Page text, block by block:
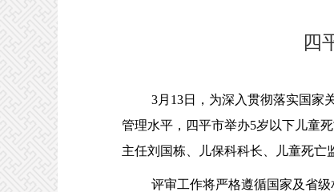
四
3月13日，为深入贯彻落实国家关
管理水平，四平市举办5岁以下儿童
主任刘国栋、儿保科科长、儿童死亡
评审工作将严格遵循国家及省级